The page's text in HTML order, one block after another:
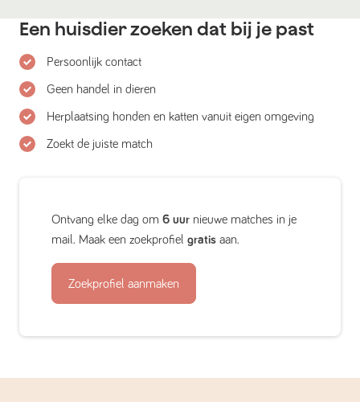
Een huisdier zoeken dat bij je past
Persoonlijk contact
Geen handel in dieren
Herplaatsing honden en katten vanuit eigen omgeving
Zoekt de juiste match
Ontvang elke dag om 6 uur nieuwe matches in je
mail. Maak een zoekprofiel gratis aan.
Zoekprofiel aanmaken